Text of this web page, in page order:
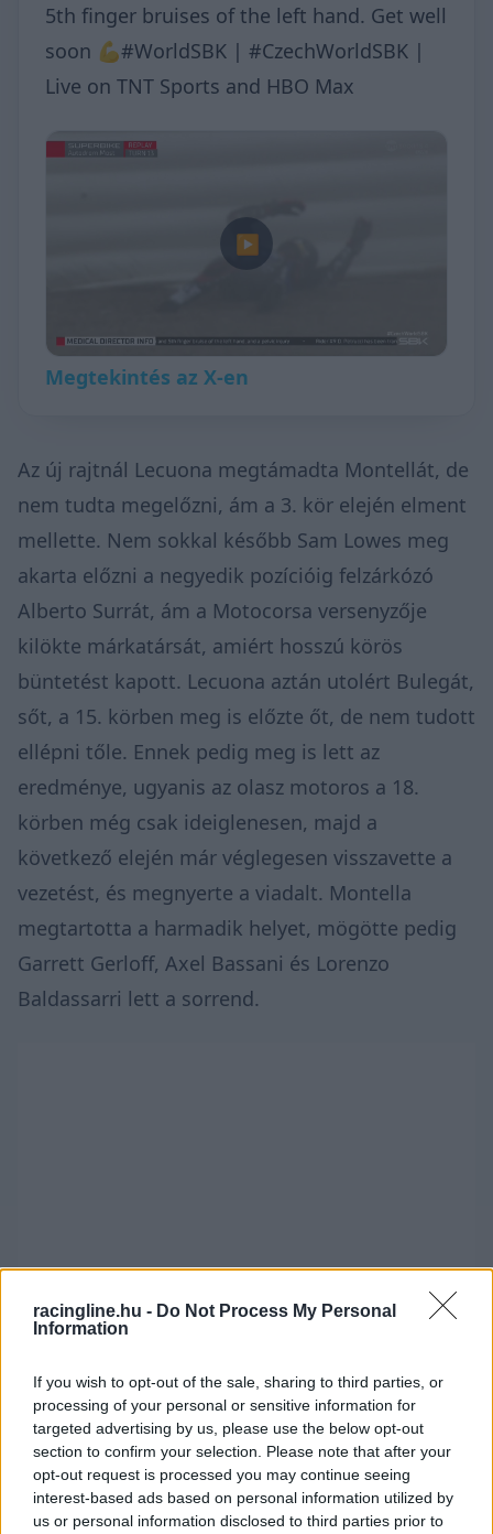
racingline.hu - Do Not Process My Personal
Information
If you wish to opt-out of the sale, sharing to third parties, or
processing of your personal or sensitive information for
targeted advertising by us, please use the below opt-out
section to confirm your selection. Please note that after your
opt-out request is processed you may continue seeing
interest-based ads based on personal information utilized by
us or personal information disclosed to third parties prior to
5th finger bruises of the left hand. Get well
soon 💪#WorldSBK | #CzechWorldSBK |
Live on TNT Sports and HBO Max
▶
Megtekintés az X-en
Az új rajtnál Lecuona megtámadta Montellát, de
nem tudta megelőzni, ám a 3. kör elején elment
mellette. Nem sokkal később Sam Lowes meg
akarta előzni a negyedik pozícióig felzárkózó
Alberto Surrát, ám a Motocorsa versenyzője
kilökte márkatársát, amiért hosszú körös
büntetést kapott. Lecuona aztán utolért Bulegát,
sőt, a 15. körben meg is előzte őt, de nem tudott
ellépni tőle. Ennek pedig meg is lett az
eredménye, ugyanis az olasz motoros a 18.
körben még csak ideiglenesen, majd a
következő elején már véglegesen visszavette a
vezetést, és megnyerte a viadalt. Montella
megtartotta a harmadik helyet, mögötte pedig
Garrett Gerloff, Axel Bassani és Lorenzo
Baldassarri lett a sorrend.
WorldSBK @WorldSBK
🤯 @nbulega hits the front AGAIN⚡